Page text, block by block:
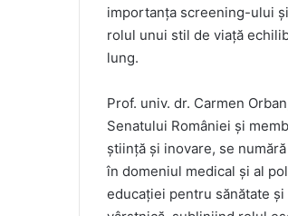
importanța screening-ului
rolul unui stil de viață
lung.
Prof. univ. dr. Carmen
Senatului României și
știință și inovare, se
în domeniul medical și al
educației pentru sănătate